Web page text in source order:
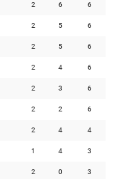
2 6 6
2 5 6
2 5 6
2 4 6
2 3 6
2 2 6
2 4 4
1 4 3
2 0 3